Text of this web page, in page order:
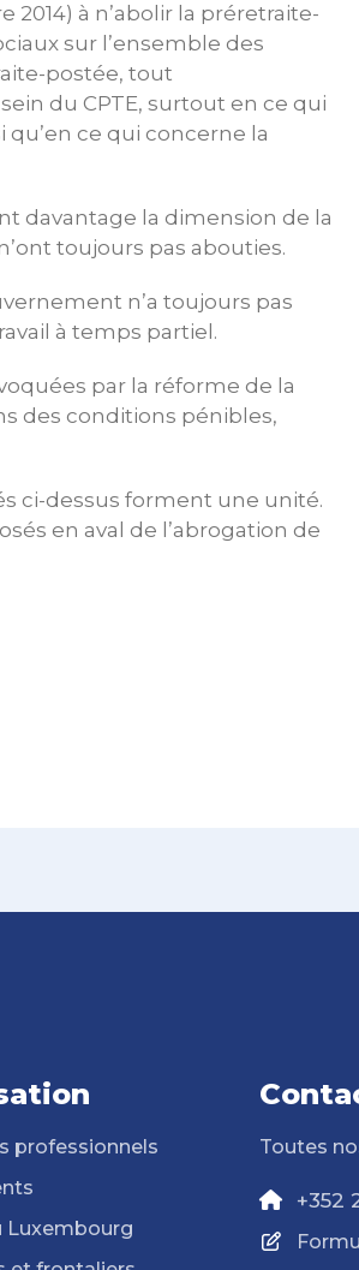
à n’abolir la préretraite-
sur l’ensemble des
postée, tout
du CPTE, surtout en ce qui
ce qui concerne la
davantage la dimension de la
toujours pas abouties.
n’a toujours pas
à temps partiel.
par la réforme de la
des conditions pénibles,
ci-dessus forment une unité.
en aval de l’abrogation de
professionnels
Luxembourg
Toutes
+352